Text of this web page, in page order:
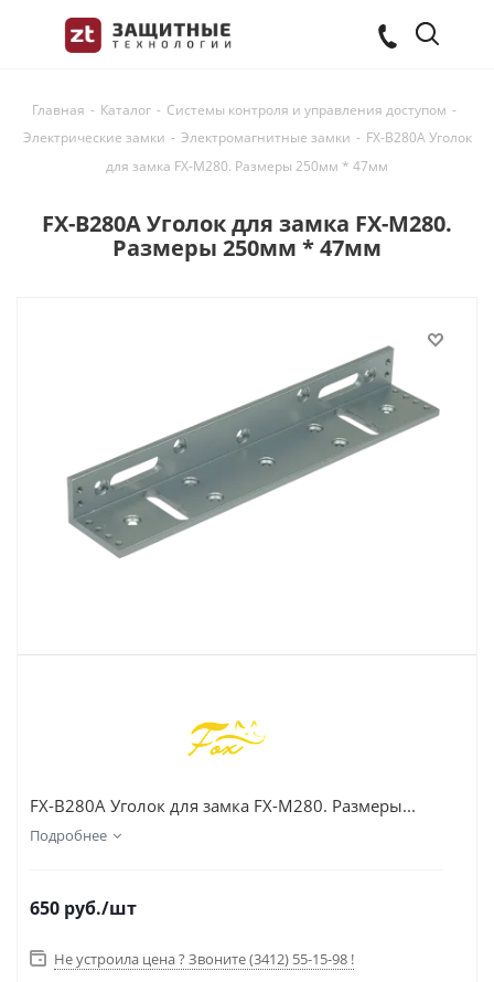
Главная - Каталог - Системы контроля и управления доступом -
Электрические замки - Электромагнитные замки - FX-B280A Уголок
для замка FX-M280. Размеры 250мм * 47мм
FX-B280A Уголок для замка FX-M280.
Размеры 250мм * 47мм
FX-B280A Уголок для замка FX-M280. Размеры...
Подробнее
650 руб./шт
Не устроила цена ? Звоните (3412) 55-15-98 !